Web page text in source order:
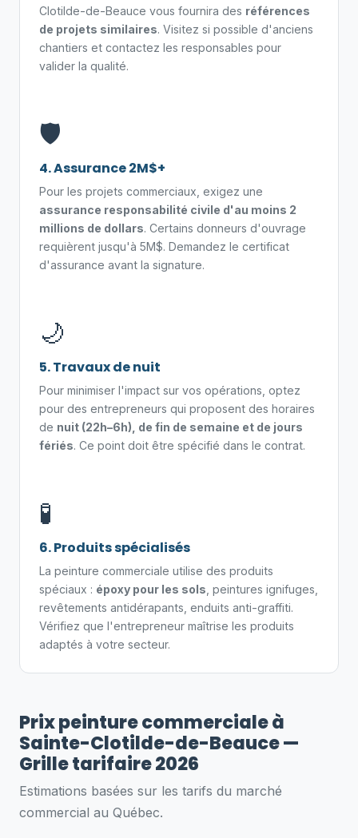
Clotilde-de-Beauce vous fournira des références
de projets similaires. Visitez si possible d'anciens
chantiers et contactez les responsables pour
valider la qualité.
🛡️
4. Assurance 2M$+
Pour les projets commerciaux, exigez une
assurance responsabilité civile d'au moins 2
millions de dollars. Certains donneurs d'ouvrage
requièrent jusqu'à 5M$. Demandez le certificat
d'assurance avant la signature.
🌙
5. Travaux de nuit
Pour minimiser l'impact sur vos opérations, optez
pour des entrepreneurs qui proposent des horaires
de nuit (22h–6h), de fin de semaine et de jours
fériés. Ce point doit être spécifié dans le contrat.
🧪
6. Produits spécialisés
La peinture commerciale utilise des produits
spéciaux : époxy pour les sols , peintures ignifuges,
revêtements antidérapants, enduits anti-graffiti.
Vérifiez que l'entrepreneur maîtrise les produits
adaptés à votre secteur.
Prix peinture commerciale à
Sainte-Clotilde-de-Beauce —
Grille tarifaire 2026
Estimations basées sur les tarifs du marché
commercial au Québec.